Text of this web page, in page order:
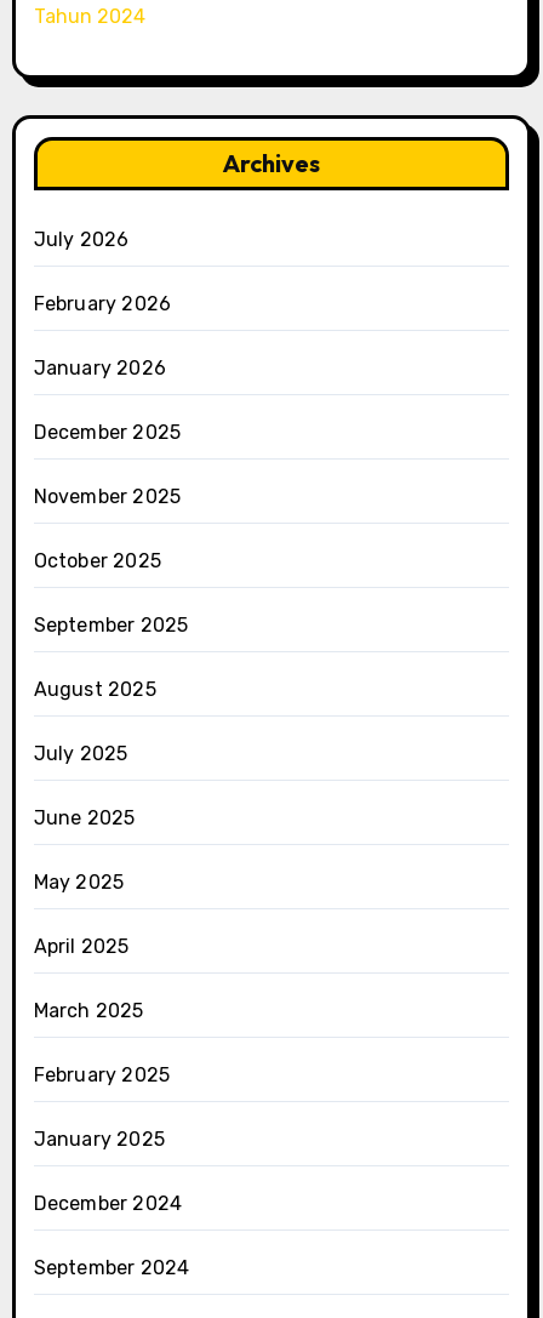
Tahun 2024
Archives
July 2026
February 2026
January 2026
December 2025
November 2025
October 2025
September 2025
August 2025
July 2025
June 2025
May 2025
April 2025
March 2025
February 2025
January 2025
December 2024
September 2024